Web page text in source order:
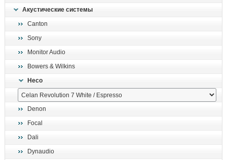
ресиверы, усилители
о нас
Акустические системы
Canton
Sony
Monitor Audio
Bowers & Wilkins
Heco
Denon
Focal
Dali
Dynaudio